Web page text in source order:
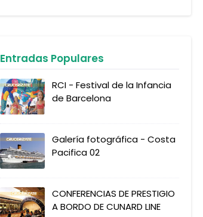
Entradas Populares
RCI - Festival de la Infancia
de Barcelona
Galería fotográfica - Costa
Pacifica 02
CONFERENCIAS DE PRESTIGIO
A BORDO DE CUNARD LINE